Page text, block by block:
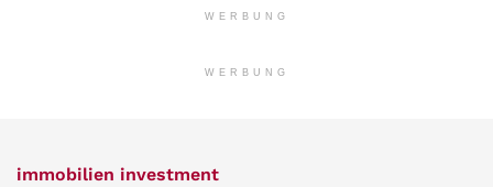
WERBUNG
WERBUNG
immobilien investment